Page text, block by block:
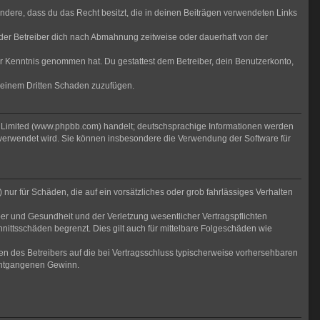
dass du das Recht besitzt, die in deinen Beiträgen verwendeten Links
Betreiber dich nach Abmahnung zeitweise oder dauerhaft von der
genommen hat. Du gestattest dem Betreiber, dein Benutzerkonto,
Dritten Schaden zuzufügen.
(www.phpbb.com) handelt; deutschsprachige Informationen werden
wird. Sie können insbesondere die Verwendung der Software für
für Schäden, die auf ein vorsätzliches oder grob fahrlässiges Verhalten
und Gesundheit und der Verletzung wesentlicher Vertragspflichten
begrenzt. Dies gilt auch für mittelbare Folgeschäden wie
des Betreibers auf die bei Vertragsschluss typischerweise vorhersehbaren
Gewinn.